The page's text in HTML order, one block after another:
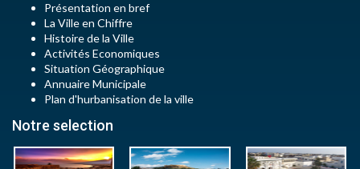
Présentation en bref
La Ville en Chiffre
Histoire de la Ville
Activités Economiques
Situation Géographique
Annuaire Municipale
Plan d'hurbanisation de la ville
Notre selection